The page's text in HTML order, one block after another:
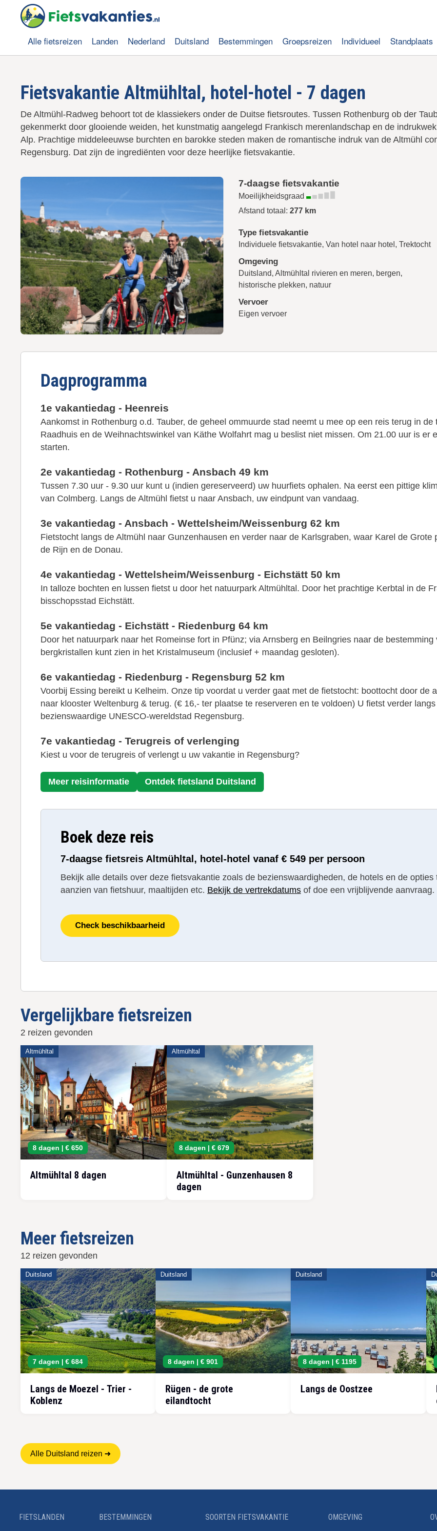
l
Hoofdnavigatie
Alle fietsreizen Landen Nederland Duitsland Bestemmingen Groepsreizen Individueel Standplaats
Fietsvakantie Altmühltal, hotel-hotel - 7 dagen
De Altmühl-Radweg behoort tot de klassiekers onder de Duitse fietsroutes. Tussen Rothenburg ob der
gekenmerkt door glooiende weiden, het kunstmatig aangelegd Frankisch merenlandschap en de
Alp. Prachtige middeleeuwse burchten en barokke steden maken de romantische indruk van de Altmühl
Regensburg. Dat zijn de ingrediënten voor deze heerlijke fietsvakantie.
7-daagse fietsvakantie
Moeilijkheidsgraad
Afstand totaal:277 km
Type fietsvakantie
Individuele fietsvakantie, Van hotel naar hotel, Trektocht
Omgeving
Duitsland, Altmühltal rivieren en meren, bergen,
historische plekken, natuur
Vervoer
Eigen vervoer
Dagprogramma
1e vakantiedag - Heenreis
Aankomst in Rothenburg o.d. Tauber, de geheel ommuurde stad neemt u mee op een reis terug in
Raadhuis en de Weihnachtswinkel van Käthe Wolfahrt mag u beslist niet missen. Om 21.00 uur is er
starten.
2e vakantiedag - Rothenburg - Ansbach 49 km
Tussen 7.30 uur - 9.30 uur kunt u (indien gereserveerd) uw huurfiets ophalen. Na eerst een pittige
van Colmberg. Langs de Altmühl fietst u naar Ansbach, uw eindpunt van vandaag.
3e vakantiedag - Ansbach - Wettelsheim/Weissenburg 62 km
Fietstocht langs de Altmühl naar Gunzenhausen en verder naar de Karlsgraben, waar Karel de
de Rijn en de Donau.
4e vakantiedag - Wettelsheim/Weissenburg - Eichstätt 50 km
In talloze bochten en lussen fietst u door het natuurpark Altmühltal. Door het prachtige Kerbtal in de
bisschopsstad Eichstätt.
5e vakantiedag - Eichstätt - Riedenburg 64 km
Door het natuurpark naar het Romeinse fort in Pfünz; via Arnsberg en Beilngries naar de
bergkristallen kunt zien in het Kristalmuseum (inclusief + maandag gesloten).
6e vakantiedag - Riedenburg - Regensburg 52 km
Voorbij Essing bereikt u Kelheim. Onze tip voordat u verder gaat met de fietstocht: boottocht door de
naar klooster Weltenburg & terug. (€ 16,- ter plaatse te reserveren en te voldoen) U fietst verder
bezienswaardige UNESCO-wereldstad Regensburg.
7e vakantiedag - Terugreis of verlenging
Kiest u voor de terugreis of verlengt u uw vakantie in Regensburg?
Meer reisinformatie Ontdek fietsland Duitsland
Boek deze reis
7-daagse fietsreis Altmühltal, hotel-hotel vanaf € 549 per persoon
Bekijk alle details over deze fietsvakantie zoals de bezienswaardigheden, de hotels en de opties
aanzien van fietshuur, maaltijden etc. Bekijk de vertrekdatums of doe een vrijblijvende aanvraag.
Check beschikbaarheid
Vergelijkbare fietsreizen
2 reizen gevonden
8 dagen | € 650
Altmühltal 8 dagen
Altmühltal
8 dagen | € 679
Altmühltal - Gunzenhausen 8
dagen
Altmühltal
Meer fietsreizen
12 reizen gevonden
7 dagen | € 684
Langs de Moezel - Trier -
Koblenz
Duitsland
8 dagen |€ 901
Rügen - de grote
eilandtocht
Duitsland
8 dagen |€ 1195
Langs de Oostzee
Duitsland
Alle Duitsland reizen ➜
FIETSLANDEN BESTEMMINGEN SOORTEN FIETSVAKANTIE OMGEVING